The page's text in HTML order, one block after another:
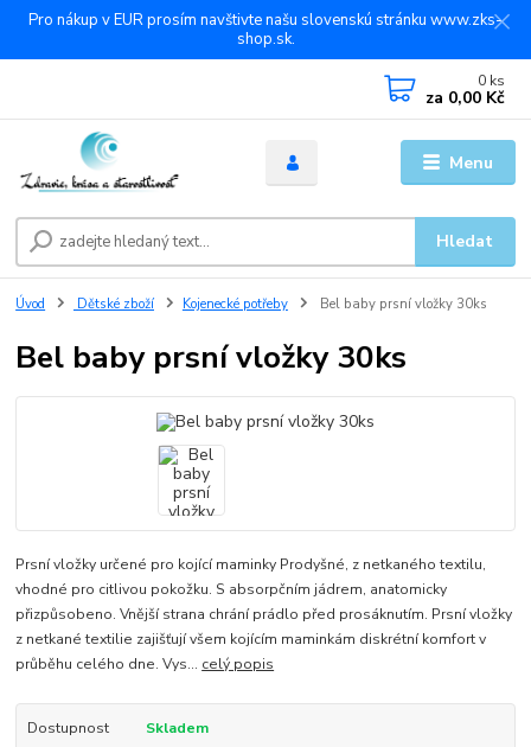
Pro nákup v EUR prosím navštivte našu slovenskú stránku www.zks-
shop.sk.
Menu
Hledat
0 ks
za 0,00 Kč
Úvod Dětské zboží Kojenecké potřeby Bel baby prsní vložky 30ks
Bel baby prsní vložky 30ks
Prsní vložky určené pro kojící maminky Prodyšné, z netkaného textilu,
vhodné pro citlivou pokožku. S absorpčním jádrem, anatomicky
přizpůsobeno. Vnější strana chrání prádlo před prosáknutím. Prsní vložky
z netkané textilie zajišťují všem kojícím maminkám diskrétní komfort v
průběhu celého dne. Vys... celý popis
Dostupnost
Skladem